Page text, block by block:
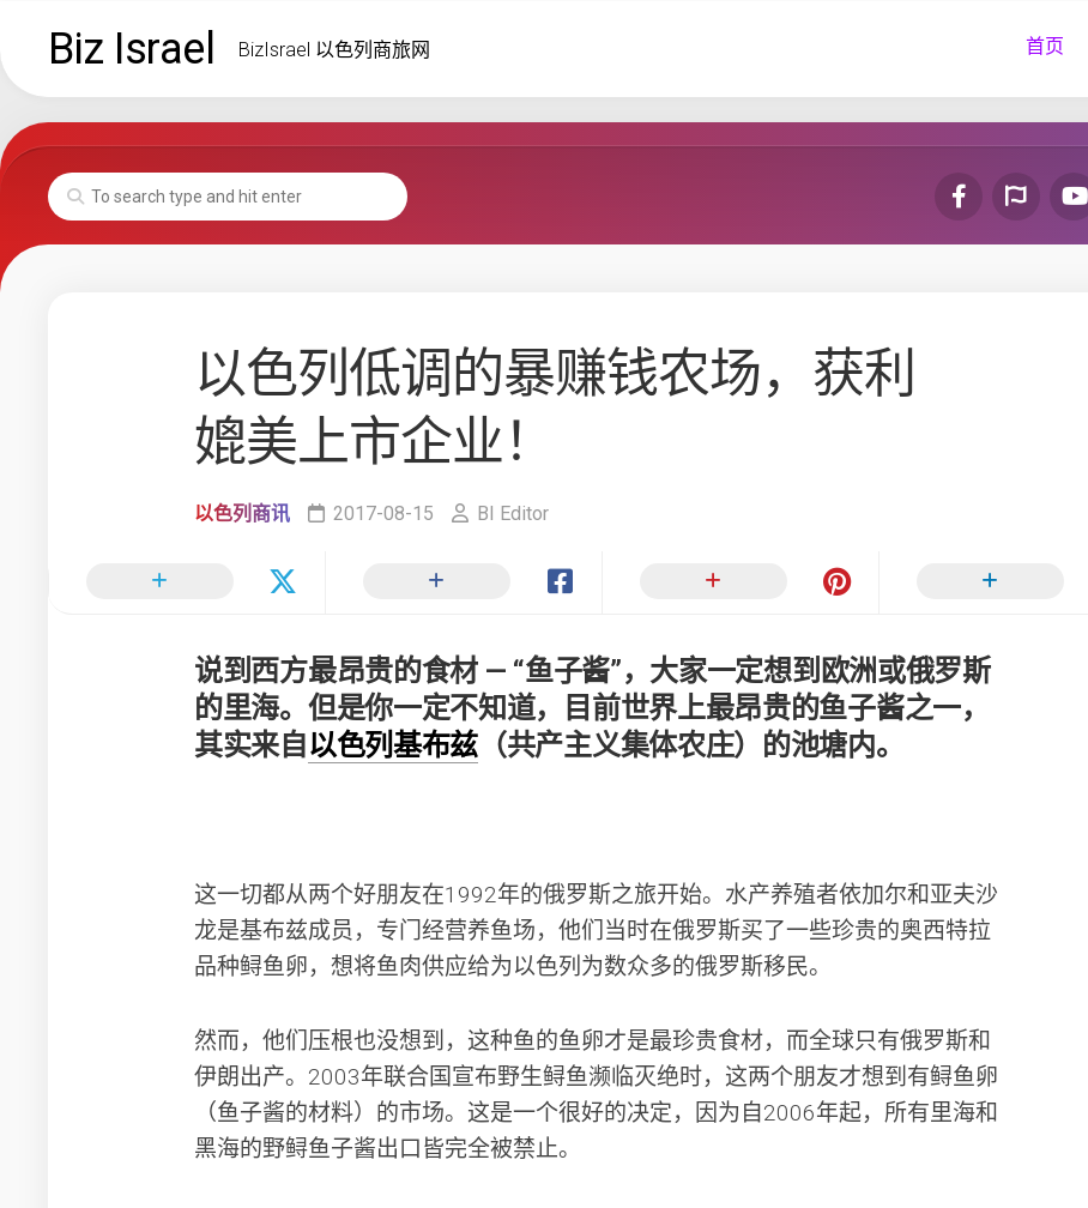
contentBiz Israel BizIsrael 以色列商旅网 首页
以色列低调的暴赚钱农场，获利
媲美上市企业！
以色列商讯 2017-08-15 BI Editor
说到西方最昂贵的食材 — “鱼子酱”，大家一定想到欧洲或俄罗斯
的里海。但是你一定不知道，目前世界上最昂贵的鱼子酱之一，
其实来自 以色列基布兹 （共产主义集体农庄）的池塘内。
这一切都从两个好朋友在1992年的俄罗斯之旅开始。水产养殖者依加尔和亚夫沙
龙是基布兹成员，专门经营养鱼场，他们当时在俄罗斯买了一些珍贵的奥西特拉
品种鲟鱼卵，想将鱼肉供应给为以色列为数众多的俄罗斯移民。
然而，他们压根也没想到，这种鱼的鱼卵才是最珍贵食材，而全球只有俄罗斯和
伊朗出产。2003年联合国宣布野生鲟鱼濒临灭绝时，这两个朋友才想到有鲟鱼卵
（鱼子酱的材料）的市场。这是一个很好的决定，因为自2006年起，所有里海和
黑海的野鲟鱼子酱出口皆完全被禁止。